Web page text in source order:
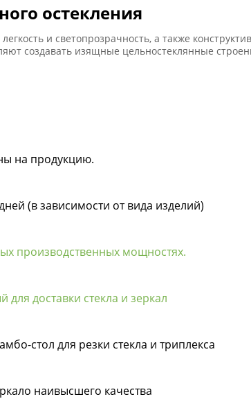
остекления
и светопрозрачность, а также
создавать изящные цельностеклянные
на продукцию.
(в зависимости от вида изделий)
производственных мощностях.
доставки стекла и зеркал
стол для резки стекла и триплекса
наивысшего качества